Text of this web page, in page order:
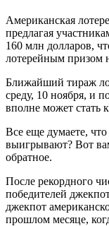
Американская
предлагая
160 млн долларов,
лотерейным призом
Ближайший тираж
среду, 10 ноября, и
вполне может стать
Все еще думаете,
выигрывают? Вот
обратное.
После рекордного
победителей
джекпот
прошлом месяце,